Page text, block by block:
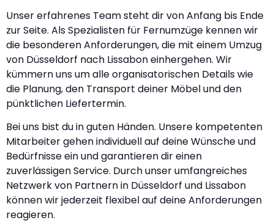
Unser erfahrenes Team steht dir von Anfang bis Ende
zur Seite. Als Spezialisten für Fernumzüge kennen wir
die besonderen Anforderungen, die mit einem Umzug
von Düsseldorf nach Lissabon einhergehen. Wir
kümmern uns um alle organisatorischen Details wie
die Planung, den Transport deiner Möbel und den
pünktlichen Liefertermin.
Bei uns bist du in guten Händen. Unsere kompetenten
Mitarbeiter gehen individuell auf deine Wünsche und
Bedürfnisse ein und garantieren dir einen
zuverlässigen Service. Durch unser umfangreiches
Netzwerk von Partnern in Düsseldorf und Lissabon
können wir jederzeit flexibel auf deine Anforderungen
reagieren.